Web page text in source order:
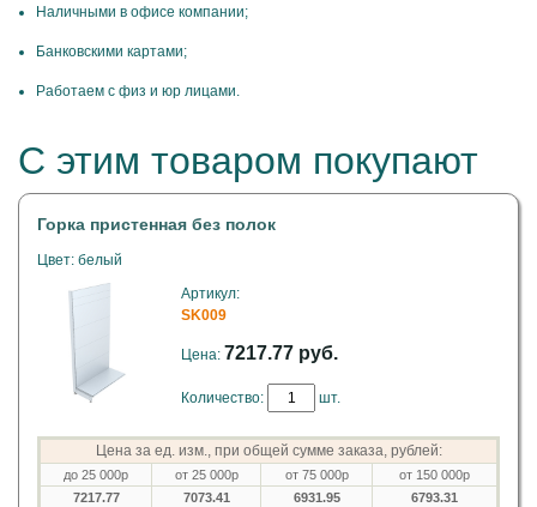
Наличными в офисе компании;
Банковскими картами;
Работаем с физ и юр лицами.
С этим товаром покупают
Горка пристенная без полок
Цвет: белый
Артикул:
SK009
Цена: 7217.77 руб.
Количество: шт.
Цена за ед. изм., при общей сумме заказа, рублей:
до 25 000р от 25 000р от 75 000р
от 150 000р
7217.77
7073.41 6931.95 6793.31